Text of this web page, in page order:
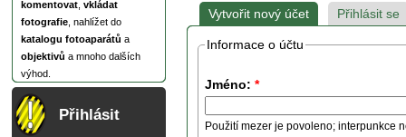
komentovat vkládat
fotografie , nahlížet do
katalogu fotoaparátů a
objektivů a mnoho dalších
výhod.
Přihlásit
Vytvořit nový účet Přihlásit se
Informace o účtu
Jméno: *
Použití mezer je povoleno; interpunkce